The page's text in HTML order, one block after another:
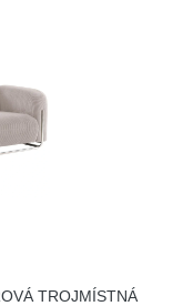
TROJMÍSTNÁ